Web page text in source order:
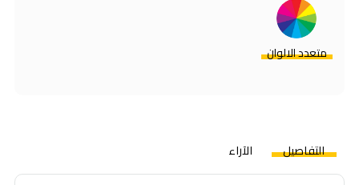
متعدد الالوان
التفاصيل الآراء